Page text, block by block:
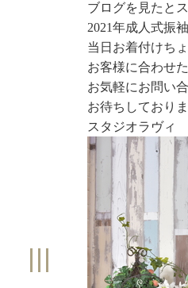
ブログを見たと
2021年成人式振
当日お着付けち
お客様に合わせ
お気軽にお問い
お待ちしておりま
スタジオラヴィ